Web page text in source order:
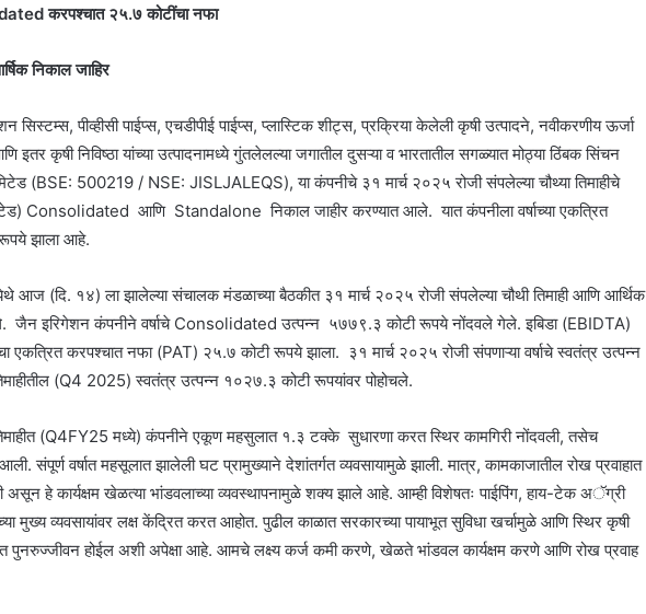
करपश्चात २५.७ कोटींचा नफा
निकाल जाहिर
सिस्टम्स, पीव्हीसी पाईप्स, एचडीपीई पाईप्स, प्लास्टिक शीट्स, प्रक्रिया केलेली कृषी उत्पादने, नवीकरणीय ऊर्जा
इतर कृषी निविष्ठा यांच्या उत्पादनामध्ये गुंतलेलल्या जगातील दुसऱ्या व भारतातील सगळ्यात मोठ्या ठिंबक सिंचन
(BSE: 500219 / NSE: JISLJALEQS), या कंपनीचे ३१ मार्च २०२५ रोजी संपलेल्या चौथ्या तिमाहीचे
Consolidated आणि Standalone निकाल जाहीर करण्यात आले. यात कंपनीला वर्षाच्या एकत्रित
झाला आहे.
आज (दि. १४) ला झालेल्या संचालक मंडळाच्या बैठकीत ३१ मार्च २०२५ रोजी संपलेल्या चौथी तिमाही आणि आर्थिक
जैन इरिगेशन कंपनीने वर्षाचे Consolidated उत्पन्न ५७७९.३ कोटी रूपये नोंदवले गेले. इबिडा (EBIDTA)
एकत्रित करपश्चात नफा (PAT) २५.७ कोटी रूपये झाला. ३१ मार्च २०२५ रोजी संपणाऱ्या वर्षाचे स्वतंत्र उत्पन्न
(Q4 2025) स्वतंत्र उत्पन्न १०२७.३ कोटी रूपयांवर पोहोचले.
(Q4FY25 मध्ये) कंपनीने एकूण महसुलात १.३ टक्के सुधारणा करत स्थिर कामगिरी नोंदवली, तसेच
संपूर्ण वर्षात महसूलात झालेली घट प्रामुख्याने देशांतर्गत व्यवसायामुळे झाली. मात्र, कामकाजातील रोख प्रवाहात
असून हे कार्यक्षम खेळत्या भांडवलाच्या व्यवस्थापनामुळे शक्य झाले आहे. आम्ही विशेषतः पाईपिंग, हाय-टेक अॅग्री
मुख्य व्यवसायांवर लक्ष केंद्रित करत आहोत. पुढील काळात सरकारच्या पायाभूत सुविधा खर्चामुळे आणि स्थिर कृषी
पुनरुज्जीवन होईल अशी अपेक्षा आहे. आमचे लक्ष्य कर्ज कमी करणे, खेळते भांडवल कार्यक्षम करणे आणि रोख प्रवाह